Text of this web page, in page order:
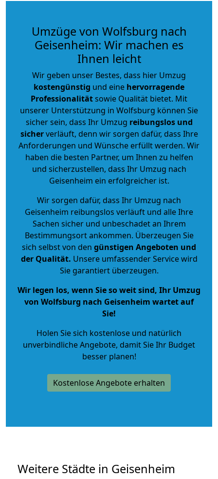
Umzüge von Wolfsburg nach
Geisenheim: Wir machen es
Ihnen leicht
Wir geben unser Bestes, dass hier Umzug
kostengünstig und eine hervorragende
Professionalitätsowie Qualität bietet. Mit
unserer Unterstützung in Wolfsburg können Sie
sicher sein, dass Ihr Umzug reibungslos und
sicherverläuft, denn wir sorgen dafür, dass Ihre
Anforderungen und Wünsche erfüllt werden. Wir
haben die besten Partner, um Ihnen zu helfen
und sicherzustellen, dass Ihr Umzug nach
Geisenheim ein erfolgreicher ist.
Wir sorgen dafür, dass Ihr Umzug nach
Geisenheim reibungslos verläuft und alle Ihre
Sachen sicher und unbeschadet an Ihrem
Bestimmungsort ankommen. Überzeugen Sie
sich selbst von den günstigen Angeboten und
der Qualität. Unsere umfassender Service wird
Sie garantiert überzeugen.
Wir legen los, wenn Sie so weit sind, Ihr Umzug
von Wolfsburg nach Geisenheim wartet auf
Sie!
Holen Sie sich kostenlose und natürlich
unverbindliche Angebote, damit Sie Ihr Budget
besser planen!
Kostenlose Angebote erhalten
Weitere Städte in Geisenheim